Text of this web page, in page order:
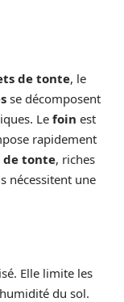
de tonte, le
se décomposent
Le foin est
rapidement
de tonte, riches
nécessitent une
Elle limite les
du sol.